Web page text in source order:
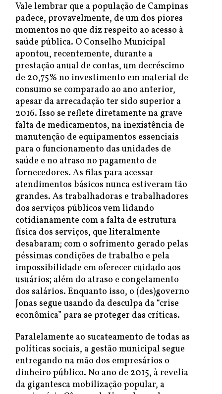
Vale lembrar que a população de Campinas
padece, provavelmente, de um dos piores
momentos no que diz respeito ao acesso à
saúde pública. O Conselho Municipal
apontou, recentemente, durante a
prestação anual de contas, um decréscimo
de 20,75% no investimento em material de
consumo se comparado ao ano anterior,
apesar da arrecadação ter sido superior a
2016. Isso se reflete diretamente na grave
falta de medicamentos, na inexistência de
manutenção de equipamentos essenciais
para o funcionamento das unidades de
saúde e no atraso no pagamento de
fornecedores. As filas para acessar
atendimentos básicos nunca estiveram tão
grandes. As trabalhadoras e trabalhadores
dos serviços públicos vem lidando
cotidianamente com a falta de estrutura
física dos serviços, que literalmente
desabaram; com o sofrimento gerado pelas
péssimas condições de trabalho e pela
impossibilidade em oferecer cuidado aos
usuários; além do atraso e congelamento
dos salários. Enquanto isso, o (des)governo
Jonas segue usando da desculpa da “crise
econômica” para se proteger das críticas.
Paralelamente ao sucateamento de todas as
políticas sociais, a gestão municipal segue
entregando na mão dos empresários o
dinheiro público. No ano de 2015, à revelia
da gigantesca mobilização popular, a